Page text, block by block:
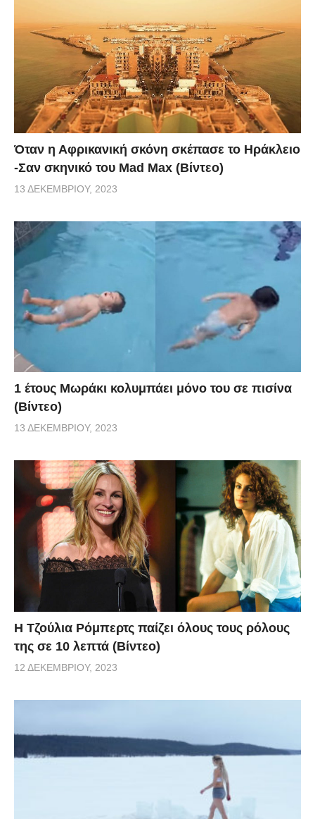
Όταν η Αφρικανική σκόνη σκέπασε το Ηράκλειο
-Σαν σκηνικό του Mad Max (Βίντεο)
13 ΔΕΚΕΜΒΡΊΟΥ, 2023
1 έτους Μωράκι κολυμπάει μόνο του σε πισίνα
(Βίντεο)
13 ΔΕΚΕΜΒΡΊΟΥ, 2023
Η Τζούλια Ρόμπερτς παίζει όλους τους ρόλους
της σε 10 λεπτά (Βίντεο)
12 ΔΕΚΕΜΒΡΊΟΥ, 2023